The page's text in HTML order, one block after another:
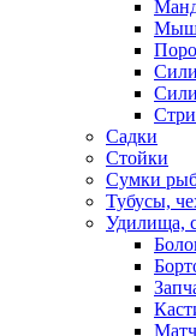
Садки
Стойки
Сумки
Тубусы,
Удилища,